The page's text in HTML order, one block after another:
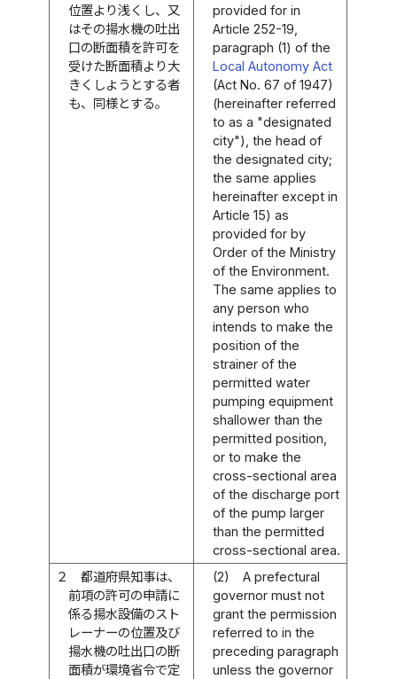
位置より浅くし、又
はその揚水機の吐出
口の断面積を許可を
受けた断面積より大
きくしようとする者
も、同様とする。
provided for in
Article 252-19,
paragraph (1) of the
Local Autonomy Act
(Act No. 67 of 1947)
(hereinafter referred
to as a "designated
city"), the head of
the designated city;
the same applies
hereinafter except in
Article 15) as
provided for by
Order of the Ministry
of the Environment.
The same applies to
any person who
intends to make the
position of the
strainer of the
permitted water
pumping equipment
shallower than the
permitted position,
or to make the
cross-sectional area
of the discharge port
of the pump larger
than the permitted
cross-sectional area.
２
都道府県知事は、
前項の許可の申請に
係る揚水設備のスト
レーナーの位置及び
揚水機の吐出口の断
面積が環境省令で定
(2)
A prefectural
governor must not
grant the permission
referred to in the
preceding paragraph
unless the governor